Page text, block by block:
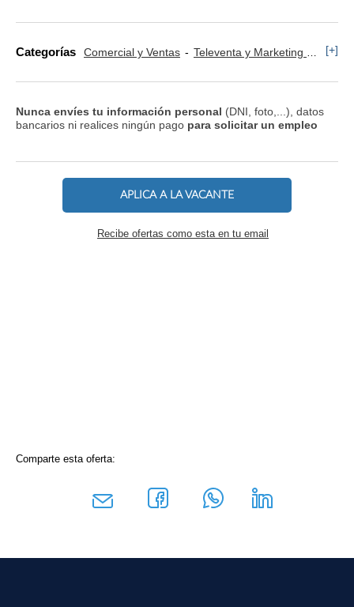
Categorías Comercial y Ventas Televenta y Marketing Telefónico [+]
Nunca envíes tu información personal (DNI, foto,...), datos
bancarios ni realices ningún pago para solicitar un empleo
APLICA A LA VACANTE
Recibe ofertas como esta en tu email
Comparte esta oferta: